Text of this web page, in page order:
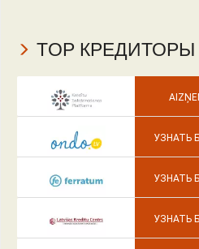
TOP КРЕДИТОРЫ
УЗНАТЬ
УЗНАТЬ
УЗНАТЬ